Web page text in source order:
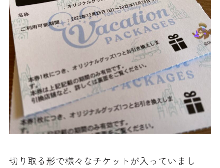
切り取る形で様々なチケットが入っていまし